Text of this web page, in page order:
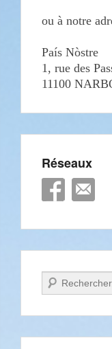
ou à notre
País Nòstre
1, rue des
11100
Réseaux
Recherche